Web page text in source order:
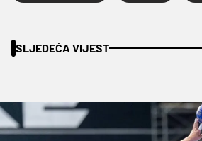
SLJEDEĆA VIJEST